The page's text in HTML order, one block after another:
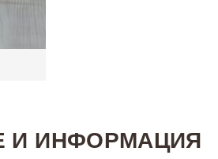
И ИНФОРМАЦИЯ